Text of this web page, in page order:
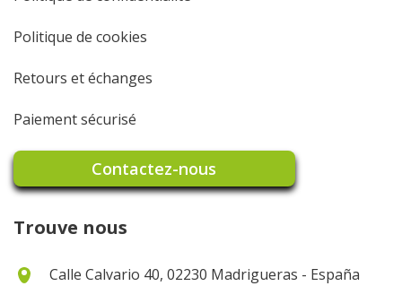
Politique de cookies
Retours et échanges
Paiement sécurisé
Contactez-nous
Trouve nous
Calle Calvario 40, 02230 Madrigueras - España